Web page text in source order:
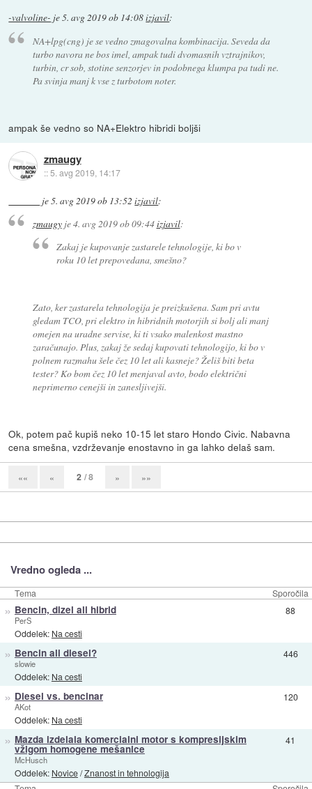
-valvoline- je5. avg 2019 ob 14:08izjavil:
NA+lpg(cng) je se vedno zmagovalna kombinacija. Seveda da
turbo navora ne bos imel, ampak tudi dvomasnih vztrajnikov,
turbin, cr sob, stotine senzorjev in podobnega klumpa pa tudi ne.
Pa svinja manj k vse z turbotom noter.
ampak še vedno so NA+Elektro hibridi boljši
zmaugy
::5. avg 2019, 14:17
je5. avg 2019 ob 13:52 izjavil:
zmaugyje4. avg 2019 ob 09:44izjavil:
Zakaj je kupovanje zastarele tehnologije, ki bo v
roku 10 let prepovedana, smešno?
Zato, ker zastarela tehnologija je preizkušena. Sam pri avtu
gledam TCO, pri elektro in hibridnih motorjih si bolj ali manj
omejen na uradne servise, ki ti vsako malenkost mastno
zaračunajo. Plus, zakaj že sedaj kupovati tehnologijo, ki bo v
polnem razmahu šele čez 10 let ali kasneje? Želiš biti beta
tester? Ko bom čez 10 let menjaval avto, bodo električni
neprimerno cenejši in zanesljivejši.
Ok, potem pač kupiš neko 10-15 let staro Hondo Civic. Nabavna
cena smešna, vzdrževanje enostavno in ga lahko delaš sam.
«« « 2 / 8 » »»
Vredno ogleda ...
Tema Sporočila
» Bencin, dizel ali hibrid
PerS
Oddelek: Na cesti
88
» Bencin ali diesel?
slowie
Oddelek: Na cesti
446
» Diesel vs. bencinar
AKot
Oddelek: Na cesti
120
» Mazda izdelala komercialni motor s kompresijskim
vžigom homogene mešanice
McHusch
Oddelek: Novice/Znanost in tehnologija
41